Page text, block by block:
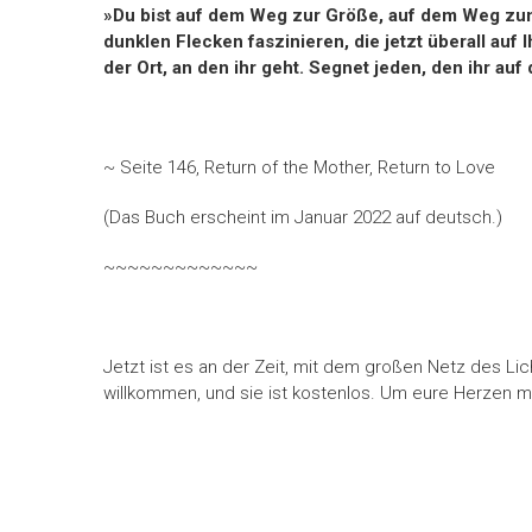
»Du bist auf dem Weg zur Größe, auf dem Weg
dunklen Flecken faszinieren, die jetzt überall auf
der Ort, an den ihr geht. Segnet jeden, den ihr
~ Seite 146, Return of the Mother, Return to Love
(Das Buch erscheint im Januar 2022 auf deutsch.)
~~~~~~~~~~~~~
Jetzt ist es an der Zeit, mit dem großen Netz des
willkommen, und sie ist kostenlos. Um eure Herzen